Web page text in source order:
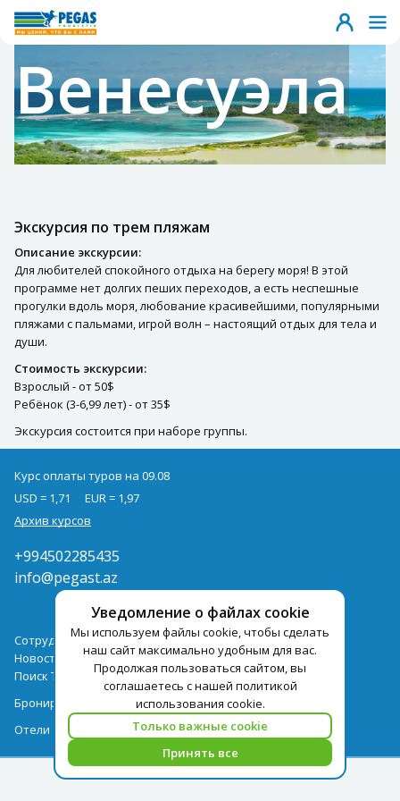
Венесуэла
Экскурсия по трем пляжам
Описание экскурсии:
Для любителей спокойного отдыха на берегу моря! В этой
программе нет долгих пеших переходов, а есть неспешные
прогулки вдоль моря, любование красивейшими, популярными
пляжами с пальмами, игрой волн – настоящий отдых для тела и
души.
Стоимость экскурсии:
Взрослый - от 50$
Ребёнок (3-6,99 лет) - от 35$
Экскурсия состоится при наборе группы.
Уведомление о файлах cookie
Мы используем файлы cookie, чтобы сделать
наш сайт максимально удобным для вас.
Продолжая пользоваться сайтом, вы
соглашаетесь с нашей политикой
использования cookie.
Только важные cookie
Принять все
Курс оплаты туров на 09.08
USD = 1,71
EUR = 1,97
Архив курсов
+994502285435
info@pegast.az
Сотрудничество
Новости
Поиск Тура
Бронирование Отелей
Отели